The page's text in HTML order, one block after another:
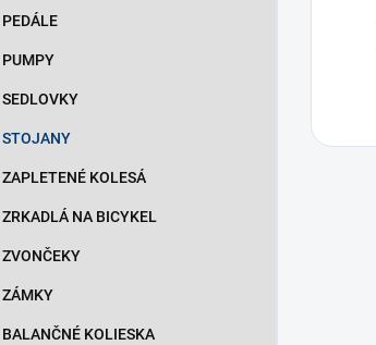
PEDÁLE
PUMPY
SEDLOVKY
STOJANY
ZAPLETENÉ KOLESÁ
ZRKADLÁ NA BICYKEL
ZVONČEKY
ZÁMKY
BALANČNÉ KOLIESKA